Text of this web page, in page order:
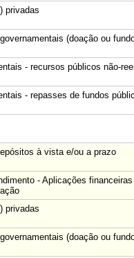
privadas
(doação ou
- recursos públicos não-
- repasses de fundos
à vista e/ou a prazo
- Aplicações
privadas
(doação ou